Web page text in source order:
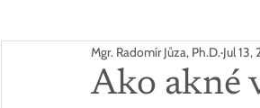
Ako akné
Mgr. Radomír Jůza, Ph.D. Jul 13,